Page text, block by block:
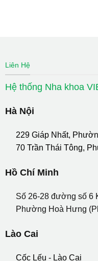
Liên Hệ
Hệ thống Nha khoa
Hà Nội
229 Giáp Nhất,
70 Trần Thái Tông,
Hồ Chí Minh
Số 26-28 đường số 6
Phường Hoà Hưng
Lào Cai
Cốc Lếu - Lào Cai